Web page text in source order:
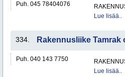
Puh. 045 78404076
Lue lisää..
334. Rakennusliike Tamrak
Puh. 040 143 7750
Lue lisää..